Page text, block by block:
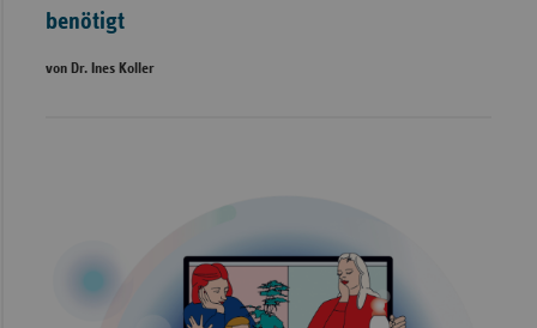
benötigt
von Dr. Ines Koller